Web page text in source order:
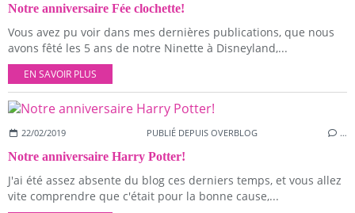
Notre anniversaire Fée clochette!
Vous avez pu voir dans mes dernières publications, que nous
avons fêté les 5 ans de notre Ninette à Disneyland,...
EN SAVOIR PLUS
22/02/2019 PUBLIÉ DEPUIS OVERBLOG …
Notre anniversaire Harry Potter!
J'ai été assez absente du blog ces derniers temps, et vous allez
vite comprendre que c'était pour la bonne cause,...